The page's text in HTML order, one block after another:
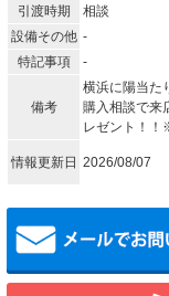
引渡時期
相談
設備その他 -
特記事項
-
備考
横浜に陽当た
購入相談で来
レゼント！
情報更新日 2026/08/07